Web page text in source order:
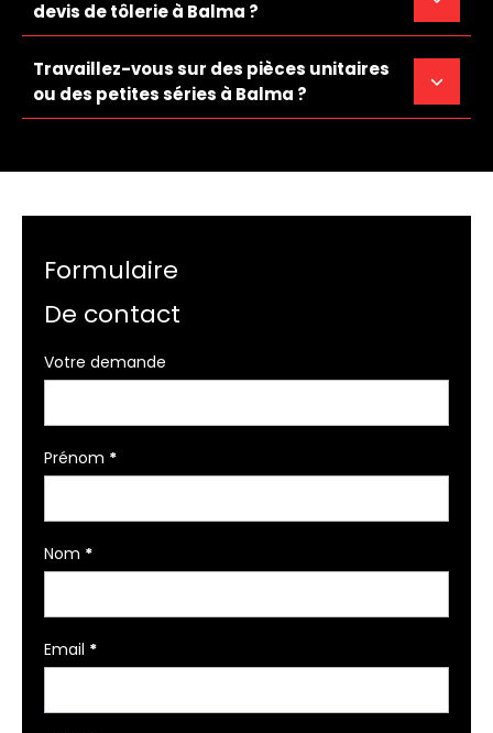
devis de tôlerie à Balma ?
Travaillez-vous sur des pièces unitaires
ou des petites séries à Balma ?
Formulaire
De contact
Formulaire
téléphone
Votre demande
Prénom *
Nom *
Email *